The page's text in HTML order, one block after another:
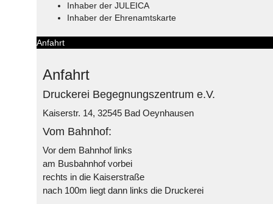
Inhaber der JULEICA
Inhaber der Ehrenamtskarte
Anfahrt
Anfahrt
Druckerei Begegnungszentrum e.V.
Kaiserstr. 14, 32545 Bad Oeynhausen
Vom Bahnhof:
Vor dem Bahnhof links
am Busbahnhof vorbei
rechts in die Kaiserstraße
nach 100m liegt dann links die Druckerei